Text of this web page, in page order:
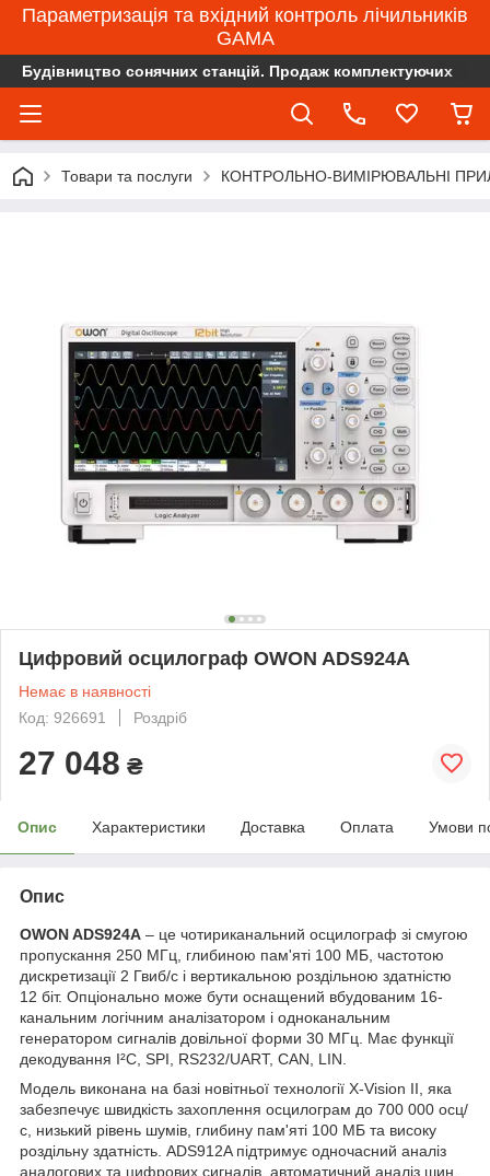
Параметризація та вхідний контроль лічильників
GAMA
Будівництво сонячних станцій. Продаж комплектуючих
Товари та послуги КОНТРОЛЬНО-ВИМІРЮВАЛЬНІ
Цифровий осцилограф OWON ADS924A
Немає в наявності
Код: 926691
Роздріб
27 048 ₴
Опис Характеристики Доставка Оплата Умови
Опис
OWON ADS924A – це чотириканальний осцилограф зі смугою
пропускання 250 МГц, глибиною пам'яті 100 МБ, частотою
дискретизації 2 Гвиб/с і вертикальною роздільною здатністю
12 біт. Опціонально може бути оснащений вбудованим 16-
канальним логічним аналізатором і одноканальним
генератором сигналів довільної форми 30 МГц. Має функції
декодування I²C, SPI, RS232/UART, CAN, LIN.
Модель виконана на базі новітньої технології X-Vision II, яка
забезпечує швидкість захоплення осцилограм до 700 000 осц/
с, низький рівень шумів, глибину пам'яті 100 МБ та високу
роздільну здатність. ADS912A підтримує одночасний аналіз
аналогових та цифрових сигналів, автоматичний аналіз шин,